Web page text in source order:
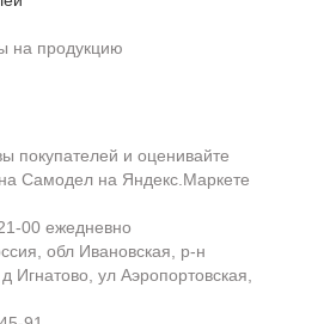
на продукцию
00 ежедневно
обл Ивановская, р-н
Игнатово, ул Аэропортовская,